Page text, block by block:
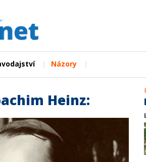
Názory
Heinz: